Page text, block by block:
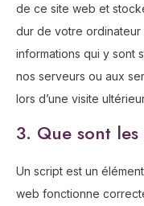
de ce site web et
dur de votre ordinateur
informations qui y sont
nos serveurs ou aux
lors d’une visite
3. Que sont
Un script est un
web fonctionne